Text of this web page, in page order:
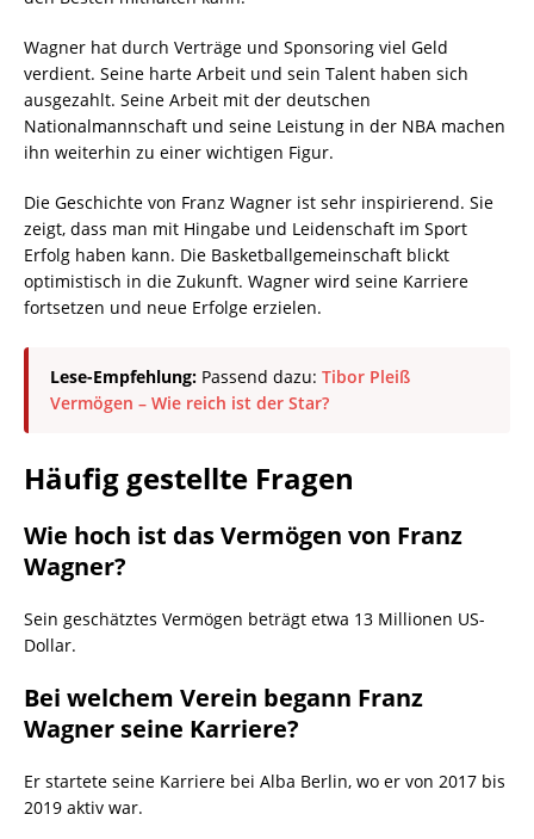
Wagner hat durch Verträge und Sponsoring viel Geld
verdient. Seine harte Arbeit und sein Talent haben sich
ausgezahlt. Seine Arbeit mit der deutschen
Nationalmannschaft und seine Leistung in der NBA machen
ihn weiterhin zu einer wichtigen Figur.
Die Geschichte von Franz Wagner ist sehr inspirierend. Sie
zeigt, dass man mit Hingabe und Leidenschaft im Sport
Erfolg haben kann. Die Basketballgemeinschaft blickt
optimistisch in die Zukunft. Wagner wird seine Karriere
fortsetzen und neue Erfolge erzielen.
Lese-Empfehlung: Passend dazu: Tibor Pleiß
Vermögen – Wie reich ist der Star?
Häufig gestellte Fragen
Wie hoch ist das Vermögen von Franz
Wagner?
Sein geschätztes Vermögen beträgt etwa 13 Millionen US-
Dollar.
Bei welchem Verein begann Franz
Wagner seine Karriere?
Er startete seine Karriere bei Alba Berlin, wo er von 2017 bis
2019 aktiv war.